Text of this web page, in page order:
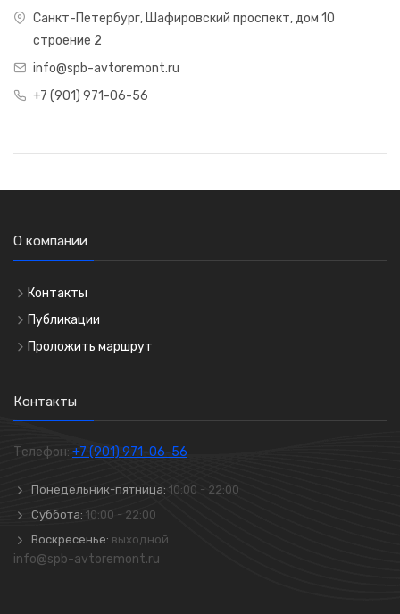
Санкт-Петербург, Шафировский проспект, дом 10
строение 2
info@spb-avtoremont.ru
+7 (901) 971-06-56
О компании
Контакты
Публикации
Проложить маршрут
Контакты
Телефон: +7 (901) 971-06-56
Понедельник-пятница: 10:00 - 22:00
Суббота: 10:00 - 22:00
Воскресенье: выходной
info@spb-avtoremont.ru